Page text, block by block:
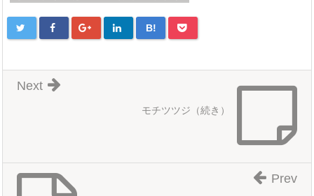
B!
モチツツジ（続き）
Next
Prev